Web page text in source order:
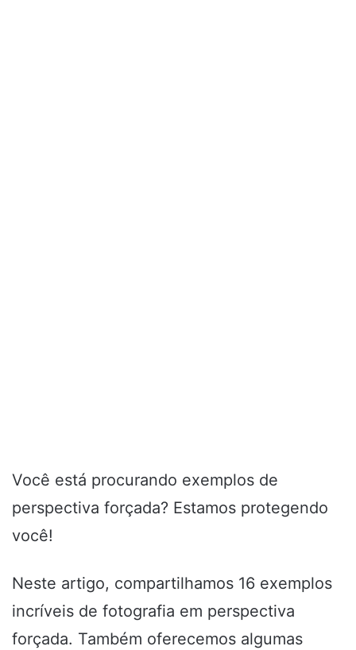
Você está procurando exemplos de
perspectiva forçada? Estamos protegendo
você!
Neste artigo, compartilhamos 16 exemplos
incríveis de fotografia em perspectiva
forçada. Também oferecemos algumas